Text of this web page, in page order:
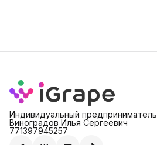
Индивидуальный предприниматель
Виноградов Илья Сергеевич
771397945257